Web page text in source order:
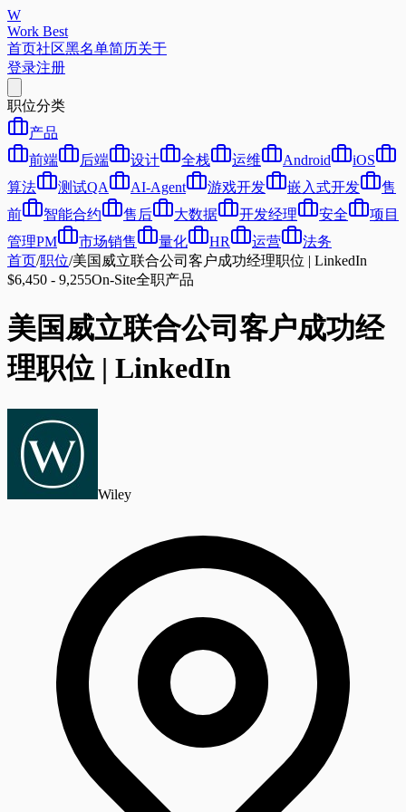
W
Work Best
首页社区黑名单简历关于
登录注册
职位分类
产品
前端
后端 设计 全栈 运维 Android
iOS
算法
测试QA AI-Agent 游戏开发 嵌入式开发
售
前
智能合约 售后 大数据 开发经理 安全
项目
管理PM
市场销售 量化 HR 运营
法务
首页/职位/美国威立联合公司客户成功经理职位 | LinkedIn
$6,450 - 9,255On-Site全职产品
美国威立联合公司客户成功经
理职位 | LinkedIn
Wiley